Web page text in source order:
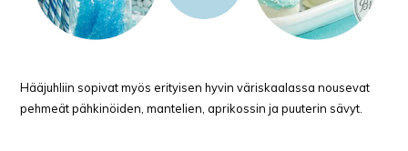
Hääjuhliin sopivat myös erityisen hyvin väriskaalassa nousevat
pehmeät pähkinöiden, mantelien, aprikossin ja puuterin sävyt.